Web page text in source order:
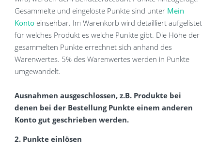
Gesammelte und eingelöste Punkte sind unter Mein
Konto einsehbar. Im Warenkorb wird detailliert aufgelistet
für welches Produkt es welche Punkte gibt. Die Höhe der
gesammelten Punkte errechnet sich anhand des
Warenwertes. 5% des Warenwertes werden in Punkte
umgewandelt.
Ausnahmen ausgeschlossen, z.B. Produkte bei
denen bei der Bestellung Punkte einem anderen
Konto gut geschrieben werden.
2. Punkte einlösen